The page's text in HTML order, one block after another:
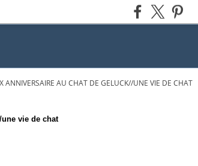
ANNIVERSAIRE AU CHAT DE GELUCK//UNE VIE DE CHAT
vie de chat